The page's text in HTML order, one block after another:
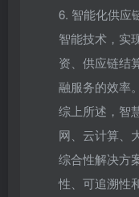
6. 智能化供应
智能技术，实
资、供应链结
融服务的效率。
综上所述，智
网、云计算、
综合性解决方
性、可追溯性